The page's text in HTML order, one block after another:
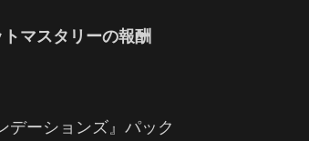
マスタリーの報酬
デーションズ』パック